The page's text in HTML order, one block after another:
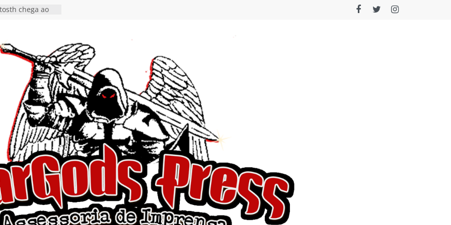
chega ao
show em
Autoral” e
do novo single
de uma
do EP
I Begin”
o single “Keep
e detalha
álbum
detalha a
Rig” definitivo
Hell’s Heroes